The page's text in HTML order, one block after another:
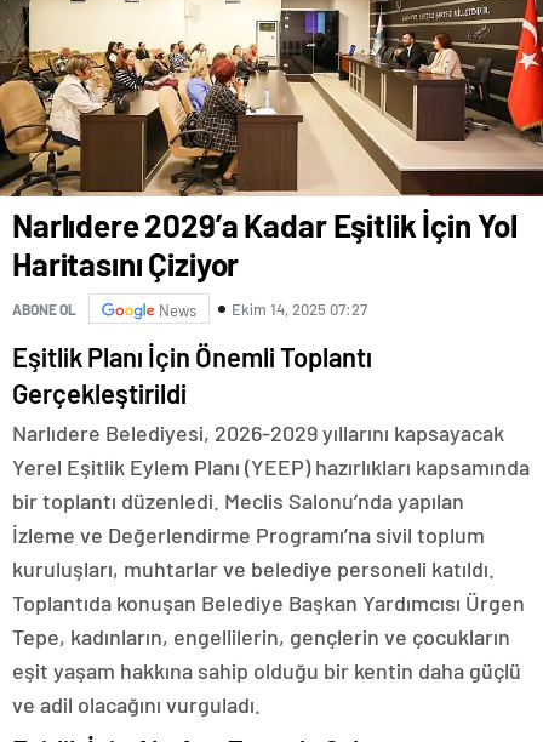
Narlıdere 2029’a Kadar Eşitlik İçin Yol
Haritasını Çiziyor
ABONE OL News Ekim 14, 2025 07:27
Eşitlik Planı İçin Önemli Toplantı
Gerçekleştirildi
Narlıdere Belediyesi, 2026-2029 yıllarını kapsayacak
Yerel Eşitlik Eylem Planı (YEEP) hazırlıkları kapsamında
bir toplantı düzenledi. Meclis Salonu’nda yapılan
İzleme ve Değerlendirme Programı’na sivil toplum
kuruluşları, muhtarlar ve belediye personeli katıldı.
Toplantıda konuşan Belediye Başkan Yardımcısı Ürgen
Tepe, kadınların, engellilerin, gençlerin ve çocukların
eşit yaşam hakkına sahip olduğu bir kentin daha güçlü
ve adil olacağını vurguladı.